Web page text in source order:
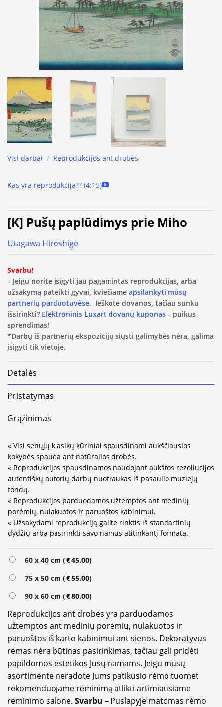
Visi darbai / Reprodukcijos ant drobės
Kas yra reprodukcija?? (4:15)
[K] Pušų paplūdimys prie Miho
Utagawa Hiroshige
Svarbu!
– Jeigu norite įsigyti jau pagamintas reprodukcijas, arba
užsakymą pateikti gyvai, kviečiame apsilankyti mūsų
partnerių parduotuvėse. Ieškote dovanos, tačiau sunku
išsirinkti? Elektroninis Luxart dovanų kuponas – puikus
sprendimas!
*Darbų iš partnerių ekspozicijų siųsti galimybės nėra, galima
įsigyti tik vietoje.
Detalės
Pristatymas
Grąžinimas
« Visi senųjų klasikų kūriniai spausdinami aukščiausios
kokybės spauda ant natūralios drobės.
« Reprodukcijos spausdinamos naudojant aukštos rezoliucijos
autentiškų autorių darbų nuotraukas iš pasaulio muziejų
fondų.
« Reprodukcijos parduodamos užtemptos ant medinių
porėmių, nulakuotos ir paruoštos kabinimui.
« Užsakydami reprodukciją galite rinktis iš standartinių
dydžių arba pasirinkti savo namus atitinkantį formatą.
60 x 40 cm (€45.00)
75 x 50 cm (€55.00)
90 x 60 cm (€80.00)
Reprodukcijos ant drobės yra parduodamos
užtemptos ant medinių porėmių, nulakuotos ir
paruoštos iš karto kabinimui ant sienos. Dekoratyvus
rėmas nėra būtinas pasirinkimas, tačiau gali pridėti
papildomos estetikos Jūsų namams. Jeigu mūsų
asortimente neradote Jums patikusio rėmo tuomet
rekomenduojame rėminimą atlikti artimiausiame
rėminimo salone. Svarbu – Puslapyje matomas rėmo
Alternative: